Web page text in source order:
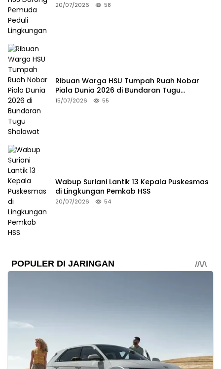
20/07/2026 58
Ribuan Warga HSU Tumpah Ruah Nobar
Piala Dunia 2026 di Bundaran Tugu
Sholawat
15/07/2026 55
Wabup Suriani Lantik 13 Kepala Puskesmas
di Lingkungan Pemkab HSS
20/07/2026 54